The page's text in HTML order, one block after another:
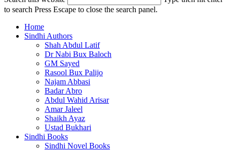
to search Press Escape to close the search panel.
Home
Sindhi Authors
Shah Abdul Latif
Dr Nabi Bux Baloch
GM Sayed
Rasool Bux Palijo
Najam Abbasi
Badar Abro
Abdul Wahid Arisar
Amar Jaleel
Shaikh Ayaz
Ustad Bukhari
Sindhi Books
Sindhi Novel Books